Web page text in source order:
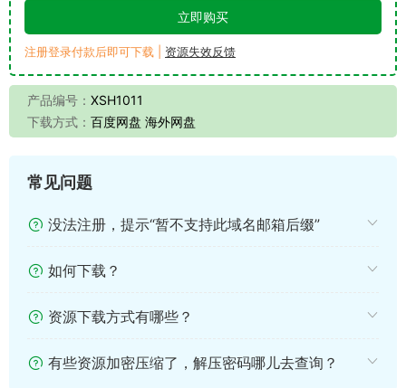
立即购买
注册登录付款后即可下载 | 资源失效反馈
产品编号： XSH1011
下载方式： 百度网盘 海外网盘
常见问题
没法注册，提示“暂不支持此域名邮箱后缀”
如何下载？
资源下载方式有哪些？
有些资源加密压缩了，解压密码哪儿去查询？